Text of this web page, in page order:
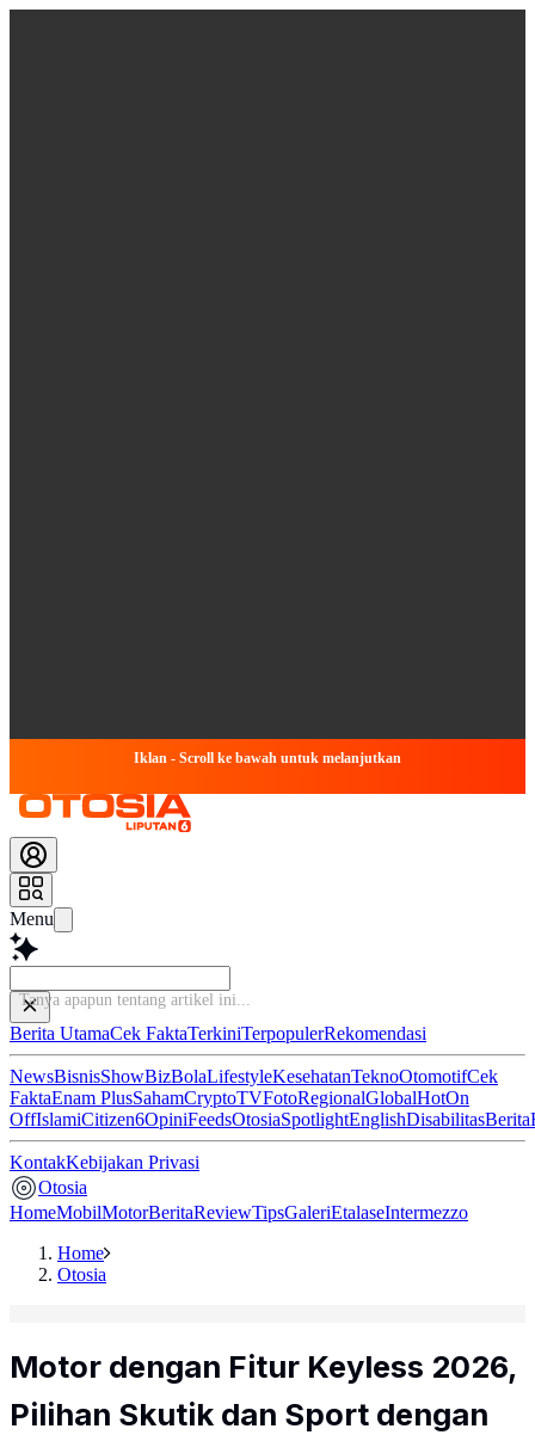
Iklan - Scroll ke bawah untuk melanjutkan
Menu
Tanya apapun tentang art
Berita UtamaCek FaktaTerkiniTerpopulerRekomendasi
NewsBisnisShowBizBolaLifestyleKesehatanTeknoOtomotifCek
FaktaEnam PlusSahamCryptoTVFotoRegionalGlobalHotOn
OffIslamiCitizen6OpiniFeedsOtosiaSpotlightEnglishDisabilitasBerita
KontakKebijakan Privasi
Otosia
HomeMobilMotorBeritaReviewTipsGaleriEtalaseIntermezzo
Home
Otosia
Motor dengan Fitur Keyless 2026,
Pilihan Skutik dan Sport dengan